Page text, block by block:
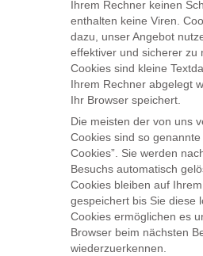
Ihrem Rechner keinen
enthalten keine Viren.
dazu, unser Angebot
effektiver und sicherer zu
Cookies sind kleine
Ihrem Rechner abgelegt
Ihr Browser speichert.
Die meisten der von uns
Cookies sind so genannte
Cookies”. Sie werden
Besuchs automatisch
Cookies bleiben auf
gespeichert bis Sie diese
Cookies ermöglichen es
Browser beim nächsten
wiederzuerkennen.